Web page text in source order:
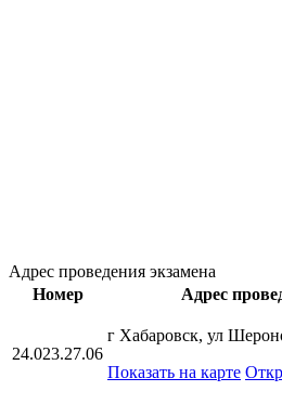
Адрес проведения экзамена
Номер
Адрес
24.023.27.06
г Хабаровск, ул
Показать на карте